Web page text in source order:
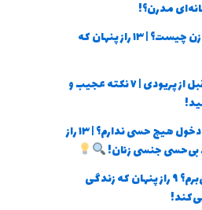
مدرن؟!
علائم ارضا شدن زن چیست؟ | ۱۳ راز پنهان که
تاثیر ارضا شدن قبل از پریودی | ۷ نکته عجیب و
چرا هنگام دخول هیچ حسی ندارم؟ | ۱۳ راز
جنسی زنان!
چرا با دخول لذت نمی‌برم؟ ۹ راز پنهان که زندگی